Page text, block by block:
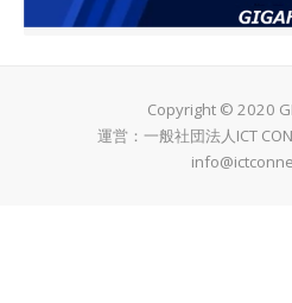
Copyright © 2020
運営：一般社団法人ICT